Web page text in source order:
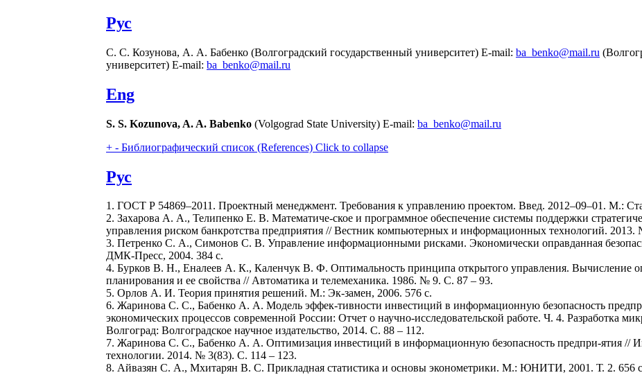
Рус
С. С. Козунова, А. А. Бабенко (Волгоградский государственный университет) E-mail: ba_benko@mail.ru
университет) E-mail: ba_benko@mail.ru
Eng
S. S. Kozunova, A. A. Babenko (Volgograd State University) E-mail: ba_benko@mail.ru
+ - Библиографический список (References) Click to collapse
Рус
1. ГОСТ Р 54869–2011. Проектный менеджмент. Требования к управлению проектом. Введ. 2012–09–01. М.:
2. Захарова А. А., Телипенко Е. В. Математиче-ское и программное обеспечение системы поддержки
управления риском банкротства предприятия // Вестник компьютерных и информационных технологий.
3. Петренко С. А., Симонов С. В. Управление информационными рисками. Экономически оправданная
ДМК-Пресс, 2004. 384 с.
4. Бурков В. Н., Еналеев А. К., Каленчук В. Ф. Оптимальность принципа открытого управления. Вычисление
планирования и ее свойства // Автоматика и телемеханика. 1986. № 9. С. 87 – 93.
5. Орлов А. И. Теория принятия решений. М.: Эк-замен, 2006. 576 с.
6. Жаринова С. С., Бабенко А. А. Модель эффек-тивности инвестиций в информационную безопасность
экономических процессов современной России: Отчет о научно-исследовательской работе. Ч. 4. Разработка
Волгоград: Волгоградское научное издательство, 2014. С. 88 – 112.
7. Жаринова С. С., Бабенко А. А. Оптимизация инвестиций в информационную безопасность предпри-ятия //
технологии. 2014. № 3(83). С. 114 – 123.
8. Айвазян С. А., Мхитарян В. С. Прикладная статистика и основы эконометрики. М.: ЮНИТИ, 2001. Т. 2. 656